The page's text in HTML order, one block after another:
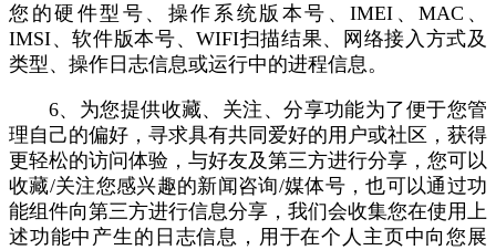
您的硬件型号、操作系统版本号、IMEI、MAC、
IMSI、软件版本号、WIFI扫描结果、网络接入方式及
类型、操作日志信息或运行中的进程信息。
6、为您提供收藏、关注、分享功能为了便于您管
理自己的偏好，寻求具有共同爱好的用户或社区，获得
更轻松的访问体验，与好友及第三方进行分享，您可以
收藏/关注您感兴趣的新闻咨询/媒体号，也可以通过功
能组件向第三方进行信息分享，我们会收集您在使用上
述功能中产生的日志信息，用于在个人主页中向您展